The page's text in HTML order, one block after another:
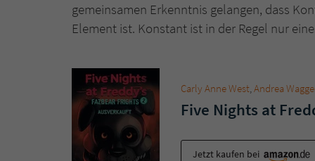
gemeinsamen Erkenntnis gelangen, dass
Element ist. Konstant ist in der Regel nur
Carly Anne West,Andrea
Five Nights at
Jetzt kaufen bei